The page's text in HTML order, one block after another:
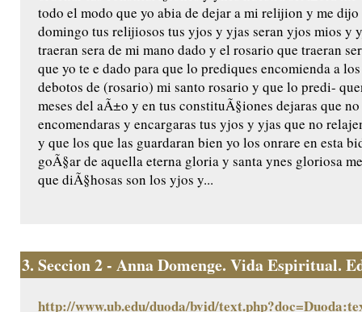
todo el modo que yo abia de dejar a mi relijion y me
domingo tus relijiosos tus yjos y yjas seran yjos mios y
traeran sera de mi mano dado y el rosario que traeran
que yo te e dado para que lo prediques encomienda a
debotos de (rosario) mi santo rosario y que lo predi-
meses del aÃ±o y en tus constituÃ§iones dejaras que
encomendaras y encargaras tus yjos y yjas que no
y que los que las guardaran bien yo los onrare en esta
goÃ§ar de aquella eterna gloria y santa ynes gloriosa
que diÃ§hosas son los yjos y...
3. Seccion 2 - Anna Domenge. Vida Espiritual.
http://www.ub.edu/duoda/bvid/